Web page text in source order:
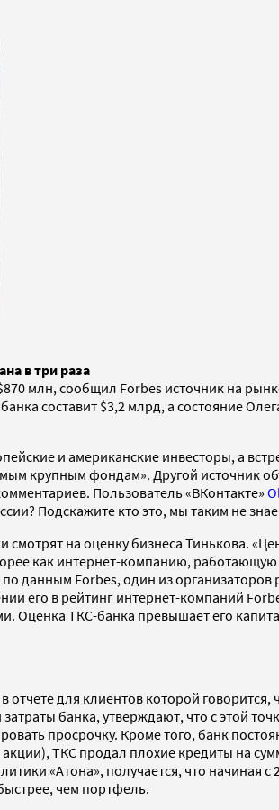
в три раза
млн, сообщил Forbes источник на
составит $3,2 млрд, а состояние
и американские инвесторы, а
крупным фондам». Другой источник
Пользователь «ВКонтакте»
Подскажите кто это, мы таким не
на оценку бизнеса Тинькова.
как интернет-компанию,
Forbes, один из
его в рейтинг интернет-компаний
ТКС-банка превышает его
для клиентов которой
банка, утверждают, что с этой
просрочку. Кроме того, банк
ТКС продал плохие кредиты на
«Атона», получается, что начиная
чем портфель.